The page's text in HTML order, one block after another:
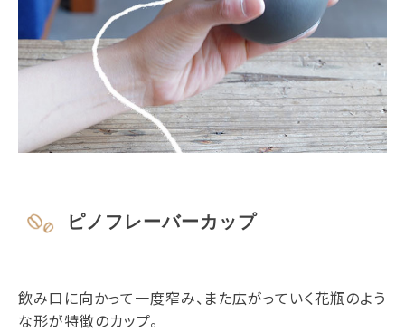
ピノフレーバーカップ
飲み口に向かって一度窄み、また広がっていく花瓶のよう
な形が特徴のカップ。